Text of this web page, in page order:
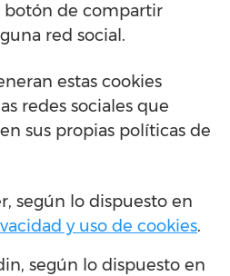
de compartir
red social.
estas cookies
redes sociales que
sus propias políticas de
según lo dispuesto en
y uso de cookies.
según lo dispuesto en